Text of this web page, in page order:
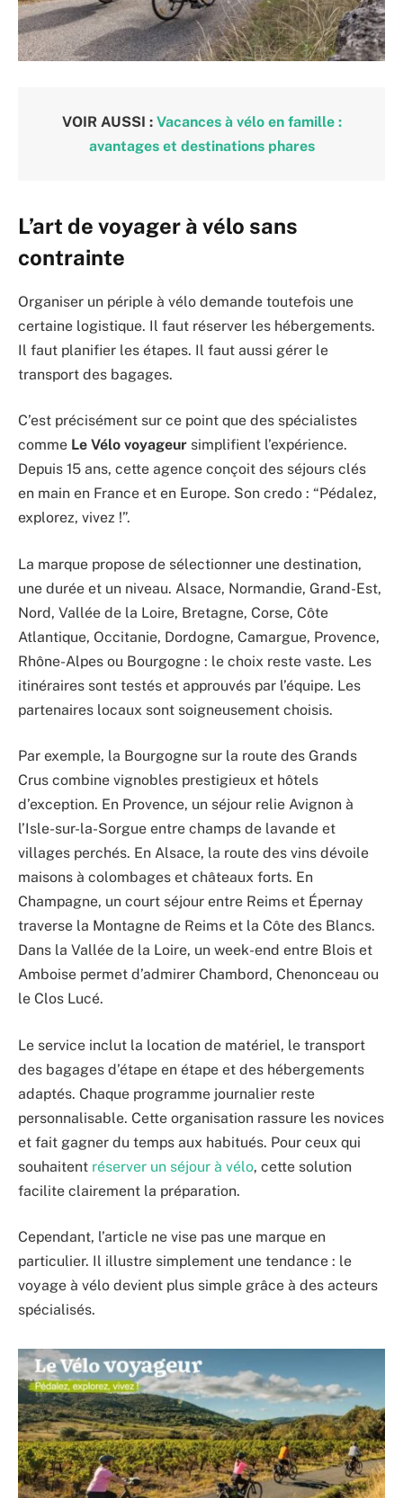
VOIR AUSSI : Vacances à vélo en famille :
avantages et destinations phares
L’art de voyager à vélo sans
contrainte
Organiser un périple à vélo demande toutefois une
certaine logistique. Il faut réserver les hébergements.
Il faut planifier les étapes. Il faut aussi gérer le
transport des bagages.
C’est précisément sur ce point que des spécialistes
comme Le Vélo voyageur simplifient l’expérience.
Depuis 15 ans, cette agence conçoit des séjours clés
en main en France et en Europe. Son credo : “Pédalez,
explorez, vivez !”.
La marque propose de sélectionner une destination,
une durée et un niveau. Alsace, Normandie, Grand-Est,
Nord, Vallée de la Loire, Bretagne, Corse, Côte
Atlantique, Occitanie, Dordogne, Camargue, Provence,
Rhône-Alpes ou Bourgogne : le choix reste vaste. Les
itinéraires sont testés et approuvés par l’équipe. Les
partenaires locaux sont soigneusement choisis.
Par exemple, la Bourgogne sur la route des Grands
Crus combine vignobles prestigieux et hôtels
d’exception. En Provence, un séjour relie Avignon à
l’Isle-sur-la-Sorgue entre champs de lavande et
villages perchés. En Alsace, la route des vins dévoile
maisons à colombages et châteaux forts. En
Champagne, un court séjour entre Reims et Épernay
traverse la Montagne de Reims et la Côte des Blancs.
Dans la Vallée de la Loire, un week-end entre Blois et
Amboise permet d’admirer Chambord, Chenonceau ou
le Clos Lucé.
Le service inclut la location de matériel, le transport
des bagages d’étape en étape et des hébergements
adaptés. Chaque programme journalier reste
personnalisable. Cette organisation rassure les novices
et fait gagner du temps aux habitués. Pour ceux qui
souhaitent réserver un séjour à vélo, cette solution
facilite clairement la préparation.
Cependant, l’article ne vise pas une marque en
particulier. Il illustre simplement une tendance : le
voyage à vélo devient plus simple grâce à des acteurs
spécialisés.